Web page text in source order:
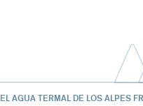
AGUA TERMAL DE LOS ALPES